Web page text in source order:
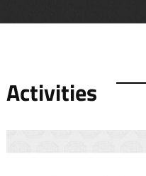
Activities